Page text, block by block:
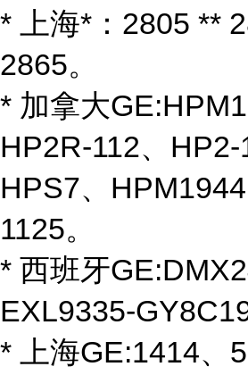
* 上海*：2805 **
2865。
* 加拿大
HP2R-112、HP2-
HPS7、
1125。
* 西班牙
EXL9335-
* 上海GE:1414、